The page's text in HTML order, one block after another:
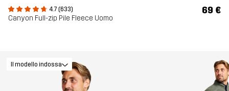
4.7 (633)
Canyon Full-zip Pile Fleece Uomo
69 €
Il modello indossa